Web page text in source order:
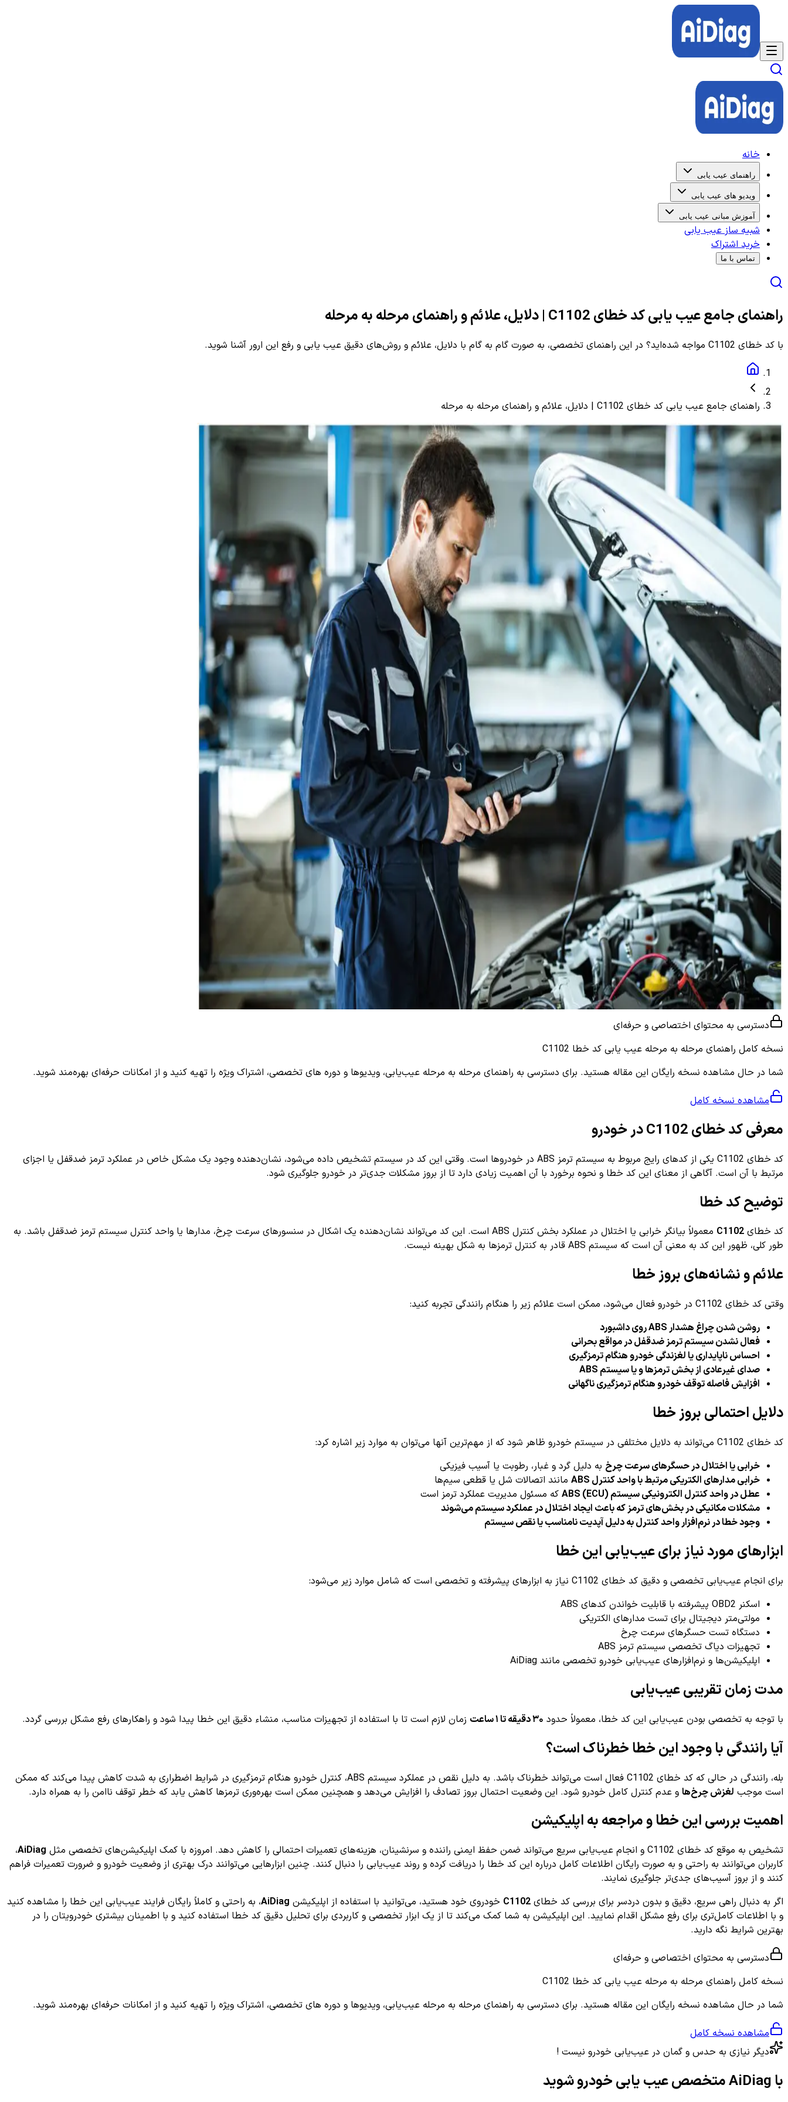
خانه
راهنمای عیب یابی
ویدیو های عیب یابی
آموزش مبانی عیب یابی
شبیه ساز عیب یابی
خرید اشتراک
تماس با ما
راهنمای جامع عیب یابی کد خطای C1102 | دلایل، علائم و راهنمای مرحله به مرحله
با کد خطای C1102 مواجه شده‌اید؟ در این راهنمای تخصصی، به صورت گام به گام با دلایل، علائم و روش‌های دقیق عیب یابی و رفع این ارور آشنا شوید.
راهنمای جامع عیب یابی کد خطای C1102 | دلایل، علائم و راهنمای مرحله به مرحله
دسترسی به محتوای اختصاصی و حرفه‌ای
نسخه کامل راهنمای مرحله به مرحله عیب یابی کد خطا C1102
شما در حال مشاهده نسخه رایگان این مقاله هستید. برای دسترسی به راهنمای مرحله به مرحله عیب‌یابی، ویدیوها و دوره های تخصصی، اشتراک ویژه را تهیه کنید و از امکانات حرفه‌ای بهره‌مند شوید.
مشاهده نسخه کامل
معرفی کد خطای C1102 در خودرو
کد خطای C1102 یکی از کدهای رایج مربوط به سیستم ترمز ABS در خودروها است. وقتی این کد در سیستم تشخیص داده می‌شود، نشان‌دهنده وجود یک مشکل خاص در عملکرد ترمز ضدقفل یا اجزای
مرتبط با آن است. آگاهی از معنای این کد خطا و نحوه برخورد با آن اهمیت زیادی دارد تا از بروز مشکلات جدی‌تر در خودرو جلوگیری شود.
توضیح کد خطا
کد خطای C1102
معمولاً بیانگر خرابی یا اختلال در عملکرد بخش کنترل ABS است. این کد می‌تواند نشان‌دهنده یک اشکال در سنسورهای سرعت چرخ، مدارها یا واحد کنترل سیستم ترمز ضدقفل باشد. به
طور کلی، ظهور این کد به معنی آن است که سیستم ABS قادر به کنترل ترمزها به شکل بهینه نیست.
علائم و نشانه‌های بروز خطا
وقتی کد خطای C1102 در خودرو فعال می‌شود، ممکن است علائم زیر را هنگام رانندگی تجربه کنید:
روشن شدن چراغ هشدار ABS روی داشبورد
فعال نشدن سیستم ترمز ضدقفل در مواقع بحرانی
احساس ناپایداری یا لغزندگی خودرو هنگام ترمزگیری
صدای غیرعادی از بخش ترمزها و یا سیستم ABS
افزایش فاصله توقف خودرو هنگام ترمزگیری ناگهانی
دلایل احتمالی بروز خطا
کد خطای C1102 می‌تواند به دلایل مختلفی در سیستم خودرو ظاهر شود که از مهم‌ترین آنها می‌توان به موارد زیر اشاره کرد:
خرابی یا اختلال در حسگرهای سرعت چرخ به دلیل گرد و غبار، رطوبت یا آسیب فیزیکی
خرابی مدارهای الکتریکی مرتبط با واحد کنترل ABS
مانند اتصالات شل یا قطعی سیم‌ها
عطل در واحد کنترل الکترونیکی سیستم ABS (ECU)
که مسئول مدیریت عملکرد ترمز است
مشکلات مکانیکی در بخش‌های ترمز که باعث ایجاد اختلال در عملکرد سیستم می‌شوند
وجود خطا در نرم‌افزار واحد کنترل به دلیل آپدیت نامناسب یا نقص سیستم
ابزارهای مورد نیاز برای عیب‌یابی این خطا
برای انجام عیب‌یابی تخصصی و دقیق کد خطای C1102 نیاز به ابزارهای پیشرفته و تخصصی است که شامل موارد زیر می‌شود:
اسکنر OBD2 پیشرفته با قابلیت خواندن کدهای ABS
مولتی‌متر دیجیتال برای تست مدارهای الکتریکی
دستگاه تست حسگرهای سرعت چرخ
تجهیزات دیاگ تخصصی سیستم ترمز ABS
اپلیکیشن‌ها و نرم‌افزارهای عیب‌یابی خودرو تخصصی مانند AiDiag
مدت زمان تقریبی عیب‌یابی
با توجه به تخصصی بودن عیب‌یابی این کد خطا، معمولاً حدود ۳۰ دقیقه تا ۱ ساعت زمان لازم است تا با استفاده از تجهیزات مناسب، منشاء دقیق این خطا پیدا شود و راهکارهای رفع مشکل بررسی گردد.
آیا رانندگی با وجود این خطا خطرناک است؟
بله، رانندگی در حالی که کد خطای C1102 فعال است می‌تواند خطرناک باشد. به دلیل نقص در عملکرد سیستم ABS، کنترل خودرو هنگام ترمزگیری در شرایط اضطراری به شدت کاهش پیدا می‌کند که ممکن
است موجب لغزش چرخ‌ها و عدم کنترل کامل خودرو شود. این وضعیت احتمال بروز تصادف را افزایش می‌دهد و همچنین ممکن است بهره‌وری ترمزها کاهش یابد که خطر توقف ناامن را به همراه دارد.
اهمیت بررسی این خطا و مراجعه به اپلیکیشن
تشخیص به موقع کد خطای C1102 و انجام عیب‌یابی سریع می‌تواند ضمن حفظ ایمنی راننده و سرنشینان، هزینه‌های تعمیرات احتمالی را کاهش دهد. امروزه با کمک اپلیکیشن‌های تخصصی مثل AiDiag،
کاربران می‌توانند به راحتی و به صورت رایگان اطلاعات کامل درباره این کد خطا را دریافت کرده و روند عیب‌یابی را دنبال کنند. چنین ابزارهایی می‌توانند درک بهتری از وضعیت خودرو و ضرورت تعمیرات فراهم
کنند و از بروز آسیب‌های جدی‌تر جلوگیری نمایند.
اگر به دنبال راهی سریع، دقیق و بدون دردسر برای بررسی کد خطای C1102 خودروی خود هستید، می‌توانید با استفاده از اپلیکیشن AiDiag، به راحتی و کاملاً رایگان فرایند عیب‌یابی این خطا را مشاهده کنید
و با اطلاعات کامل‌تری برای رفع مشکل اقدام نمایید. این اپلیکیشن به شما کمک می‌کند تا از یک ابزار تخصصی و کاربردی برای تحلیل دقیق کد خطا استفاده کنید و با اطمینان بیشتری خودرویتان را در
بهترین شرایط نگه دارید.
دسترسی به محتوای اختصاصی و حرفه‌ای
نسخه کامل راهنمای مرحله به مرحله عیب یابی کد خطا C1102
شما در حال مشاهده نسخه رایگان این مقاله هستید. برای دسترسی به راهنمای مرحله به مرحله عیب‌یابی، ویدیوها و دوره های تخصصی، اشتراک ویژه را تهیه کنید و از امکانات حرفه‌ای بهره‌مند شوید.
مشاهده نسخه کامل
دیگر نیازی به حدس و گمان در عیب‌یابی خودرو نیست !
با AiDiag متخصص عیب یابی خودرو شوید